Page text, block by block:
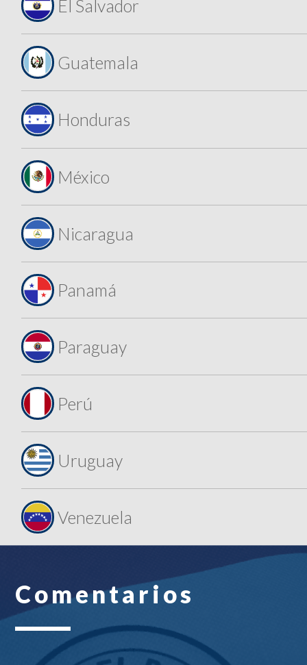
El Salvador
Guatemala
Honduras
México
Nicaragua
Panamá
Paraguay
Perú
Uruguay
Venezuela
Comentarios